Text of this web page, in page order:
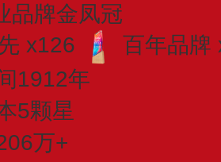
品牌金凤冠
x126
百年品牌
1912年
5颗星
万+